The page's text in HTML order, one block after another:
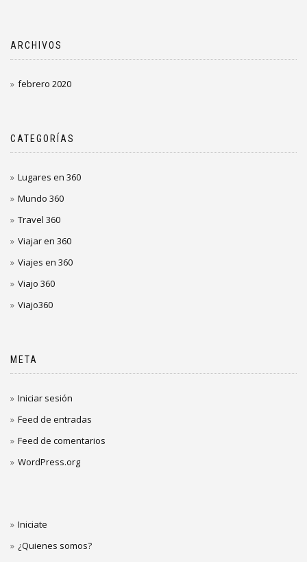
ARCHIVOS
febrero 2020
CATEGORÍAS
Lugares en 360
Mundo 360
Travel 360
Viajar en 360
Viajes en 360
Viajo 360
Viajo360
META
Iniciar sesión
Feed de entradas
Feed de comentarios
WordPress.org
Iniciate
¿Quienes somos?